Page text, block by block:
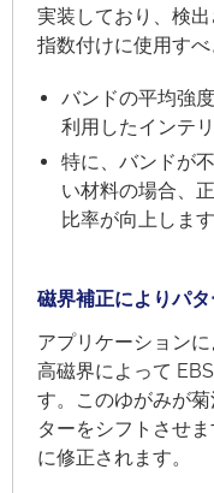
実装しており、検
指数付けに使用すべ
バンドの平均強
利用したインテ
特に、バンドが
い材料の場合、
比率が向上します
磁界補正によりパ
アプリケーション
高磁界によって
す。このゆがみが
ターをシフトさせ
に修正されます。